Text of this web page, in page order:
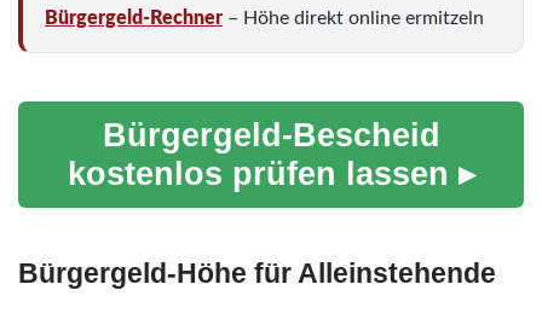
Bürgergeld-Rechner – Höhe direkt online ermitzeln
Bürgergeld-Bescheid
kostenlos prüfen lassen ▸
Bürgergeld-Höhe für Alleinstehende